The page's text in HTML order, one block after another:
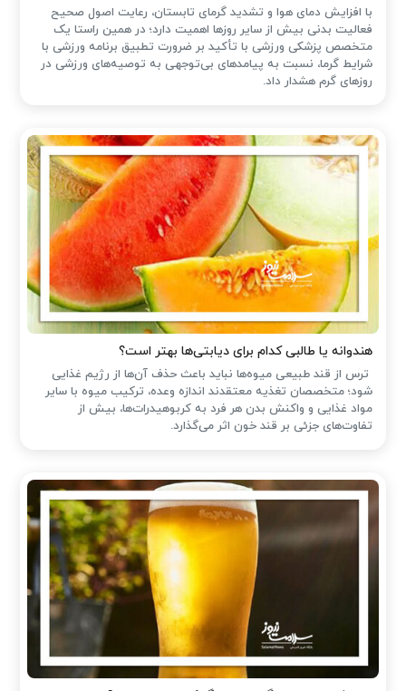
با افزایش دمای هوا و تشدید گرمای تابستان، رعایت اصول صحیح
فعالیت بدنی بیش از سایر روزها اهمیت دارد؛ در همین راستا یک
متخصص پزشکی ورزشی با تأکید بر ضرورت تطبیق برنامه ورزشی با
شرایط گرما، نسبت به پیامدهای بی‌توجهی به توصیه‌های ورزشی در
روزهای گرم هشدار داد.
هندوانه یا طالبی کدام برای دیابتی‌ها بهتر است؟
ترس از قند طبیعی میوه‌ها نباید باعث حذف آن‌ها از رژیم غذایی
شود؛ متخصصان تغذیه معتقدند اندازه وعده، ترکیب میوه با سایر
مواد غذایی و واکنش بدن هر فرد به کربوهیدرات‌ها، بیش از
تفاوت‌های جزئی بر قند خون اثر می‌گذارد.